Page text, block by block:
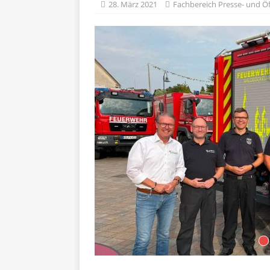
28. März 2021 Fachbereich Presse- und